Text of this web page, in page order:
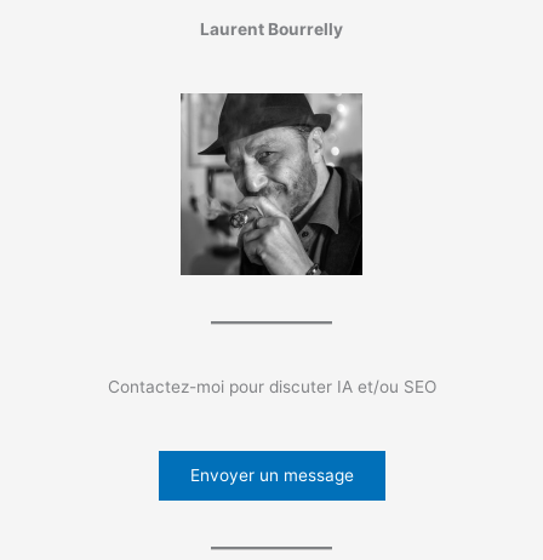
Laurent Bourrelly
Contactez-moi pour discuter IA et/ou SEO
Envoyer un message